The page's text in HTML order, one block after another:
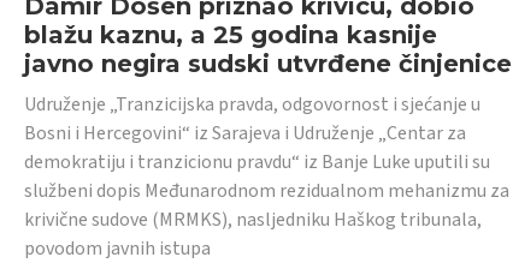
blažu kaznu, a 25 godina kasnije
javno negira sudski utvrđene činjenice
Udruženje „Tranzicijska pravda, odgovornost i sjećanje u
Bosni i Hercegovini“ iz Sarajeva i Udruženje „Centar za
demokratiju i tranzicionu pravdu“ iz Banje Luke uputili su
službeni dopis Međunarodnom rezidualnom mehanizmu za
krivične sudove (MRMKS), nasljedniku Haškog tribunala,
povodom javnih istupa